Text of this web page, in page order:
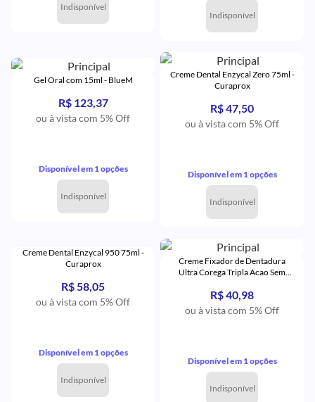
Indisponível
Indisponível
Gel Oral com 15ml - BlueM
R$ 123,37
ou à vista com 5% Off
Disponível em 1 opções
Indisponível
Creme Dental Enzycal Zero 75ml -
Curaprox
R$ 47,50
ou à vista com 5% Off
Disponível em 1 opções
Indisponível
Creme Dental Enzycal 950 75ml -
Curaprox
R$ 58,05
ou à vista com 5% Off
Disponível em 1 opções
Indisponível
Creme Fixador de Dentadura
Ultra Corega Tripla Acao Sem
R$ 40,98
ou à vista com 5% Off
Disponível em 1 opções
Indisponível